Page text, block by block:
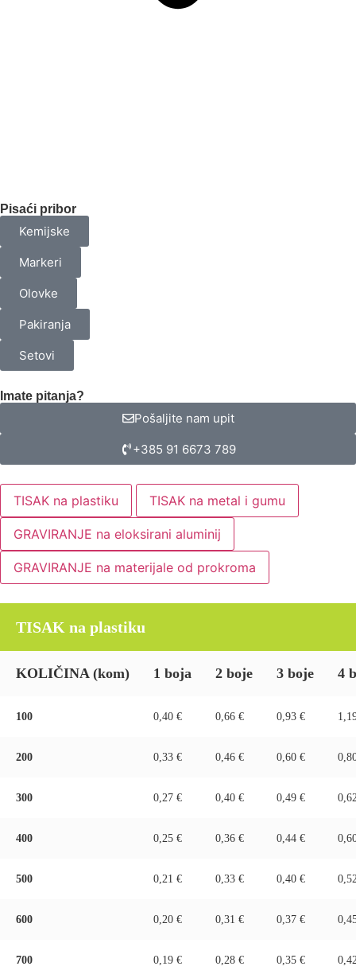
Pisaći pribor
Kemijske
Markeri
Olovke
Pakiranja
Setovi
Imate pitanja?
Pošaljite nam upit
+385 91 6673 789
TISAK na plastiku TISAK na metal i gumu
GRAVIRANJE na eloksirani aluminij
GRAVIRANJE na materijale od prokroma
TISAK na plastiku
KOLIČINA (kom) 1 boja 2 boje 3 boje 4
100 0,40 € 0,66 € 0,93 €
200 0,33 € 0,46 € 0,60 €
300 0,27 € 0,40 € 0,49 €
400 0,25 € 0,36 € 0,44 €
500 0,21 € 0,33 € 0,40 €
600 0,20 € 0,31 € 0,37 €
700 0,19 € 0,28 € 0,35 €